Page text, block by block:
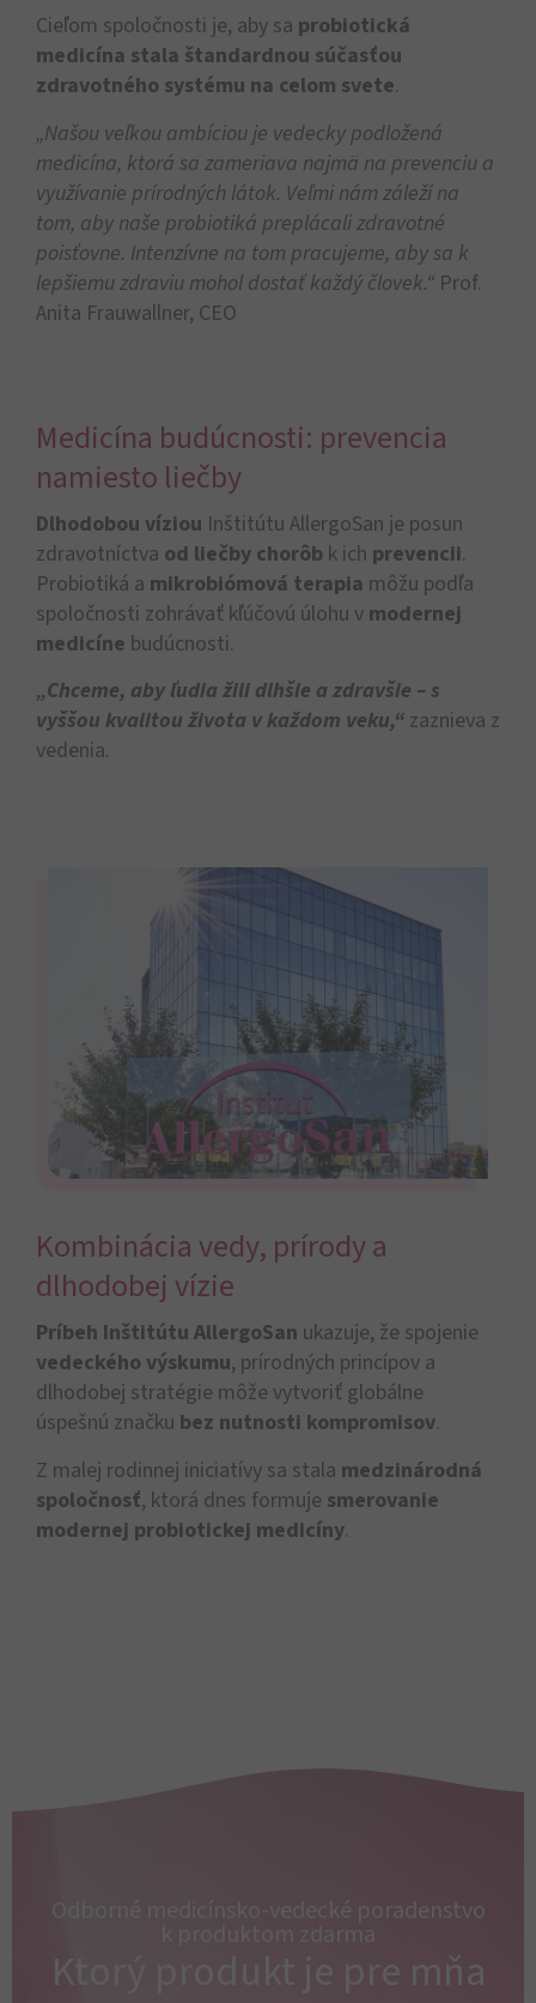
Cieľom spoločnosti je, aby sa probiotická
medicína stala štandardnou súčasťou
zdravotného systému na celom svete.
„Našou veľkou ambíciou je vedecky podložená
medicína, ktorá sa zameriava najmä na prevenciu a
využívanie prírodných látok. Veľmi nám záleží na
tom, aby naše probiotiká preplácali zdravotné
poisťovne. Intenzívne na tom pracujeme, aby sa k
lepšiemu zdraviu mohol dostať každý človek.“ Prof.
Anita Frauwallner, CEO
Medicína budúcnosti: prevencia
namiesto liečby​
Dlhodobou víziou Inštitútu AllergoSan je posun
zdravotníctva od liečby chorôb k ich prevencii.
Probiotiká a mikrobiómová terapia môžu podľa
spoločnosti zohrávať kľúčovú úlohu v modernej
medicíne budúcnosti.
„Chceme, aby ľudia žili dlhšie a zdravšie – s
vyššou kvalitou života v každom veku,“ zaznieva z
vedenia.
Kombinácia vedy, prírody a
dlhodobej vízie
Príbeh Inštitútu AllergoSan ukazuje, že spojenie
vedeckého výskumu, prírodných princípov a
dlhodobej stratégie môže vytvoriť globálne
úspešnú značku bez nutnosti kompromisov.
Z malej rodinnej iniciatívy sa stala medzinárodná
spoločnosť, ktorá dnes formuje smerovanie
modernej probiotickej medicíny.
Odborné medicínsko-vedecké poradenstvo
k produktom zdarma​
Ktorý produkt je pre mňa